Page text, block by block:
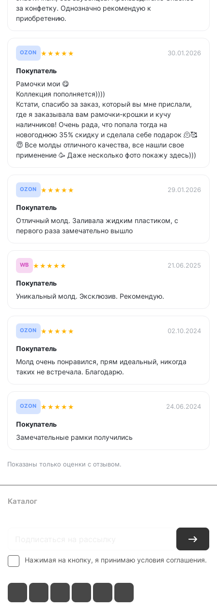
за конфетку. Однозначно рекомендую к
приобретению.
OZON ★★★★★ 30.01.2026
Покупатель
Рамочки мои 😋
Коллекция пополняется))))
Кстати, спасибо за заказ, который вы мне прислали,
где я заказывала вам рамочки-крошки и кучу
наличников! Очень рада, что попала тогда на
новогоднюю 35% скидку и сделала себе подарок 🫠🥰
😇 Все молды отличного качества, все нашли свое
применение 🥳 Даже несколько фото покажу здесь)))
OZON ★★★★★ 29.01.2026
Покупатель
Отличный молд. Заливала жидким пластиком, с
первого раза замечательно вышло
WB ★★★★★ 21.06.2025
Покупатель
Уникальный молд. Эксклюзив. Рекомендую.
OZON ★★★★★ 02.10.2024
Покупатель
Молд очень понравился, прям идеальный, никогда
таких не встречала. Благодарю.
OZON ★★★★★ 24.06.2024
Покупатель
Замечательные рамки получились
Показаны только оценки с отзывом.
Каталог
Нажимая на кнопку, я принимаю условия соглашения.